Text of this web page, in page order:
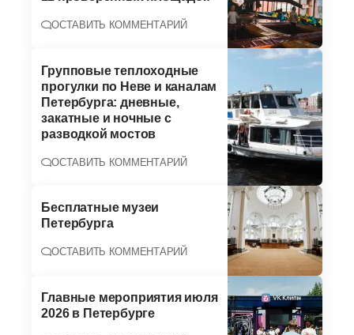
ОСТАВИТЬ КОММЕНТАРИЙ
Групповые теплоходные
прогулки по Неве и каналам
Петербурга: дневные,
закатные и ночные с
разводкой мостов
ОСТАВИТЬ КОММЕНТАРИЙ
Бесплатные музеи
Петербурга
ОСТАВИТЬ КОММЕНТАРИЙ
Главные мероприятия июля
2026 в Петербурге